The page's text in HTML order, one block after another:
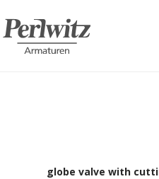
globe valve with